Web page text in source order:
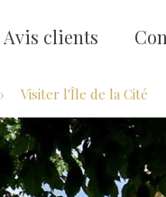
Avis clients
› Visiter l'Île de la Cité